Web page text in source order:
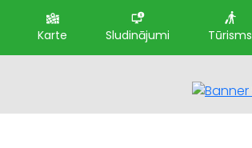
Karte Sludinājumi Tūrisms